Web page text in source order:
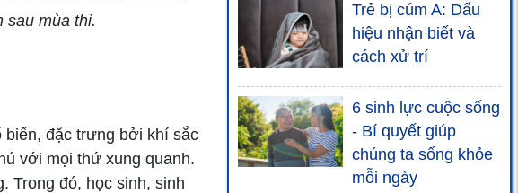
sau mùa thi.
biến, đặc trưng bởi khí sắc
với mọi thứ xung quanh.
Trong đó, học sinh, sinh
Trẻ bị cúm A: Dấu
hiệu nhận biết và
cách xử trí
6 sinh lực cuộc sống
- Bí quyết giúp
chúng ta sống khỏe
mỗi ngày